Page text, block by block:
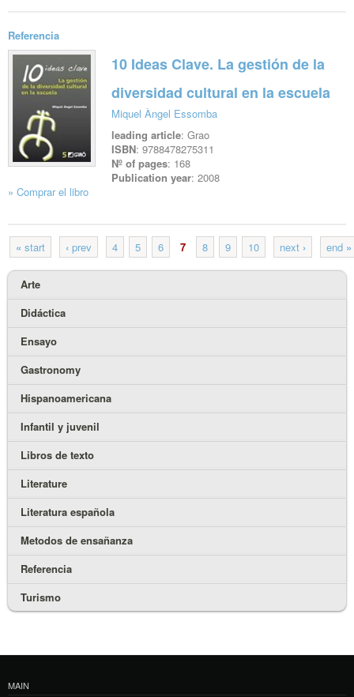
Referencia
10 Ideas Clave. La gestión de la
diversidad cultural en la escuela
Miquel Àngel Essomba
leading article: Grao
ISBN: 9788478275311
Nº of pages: 168
Publication year: 2008
» Comprar el libro
« start ‹ prev 4 5 6 7 8 9 10 next › end »
Arte
Didáctica
Ensayo
Gastronomy
Hispanoamericana
Infantil y juvenil
Libros de texto
Literature
Literatura española
Metodos de ensañanza
Referencia
Turismo
MAIN